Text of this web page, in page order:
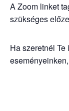
A Zoom linket
szükséges
Ha szeretnél